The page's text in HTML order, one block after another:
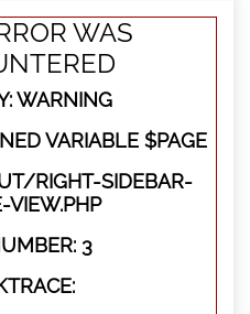
WAS
WARNING
VARIABLE $PAGE
RIGHT-SIDEBAR-
VIEW.PHP
3